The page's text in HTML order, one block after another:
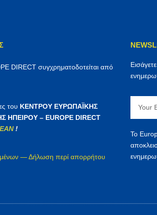
DIRECT συγχρηματοδοτείται από
του ΚΕΝΤΡΟΥ ΕΥΡΩΠΑΪΚΗΣ
– EUROPE DIRECT
!
— Δήλωση περί απορρήτου
Το